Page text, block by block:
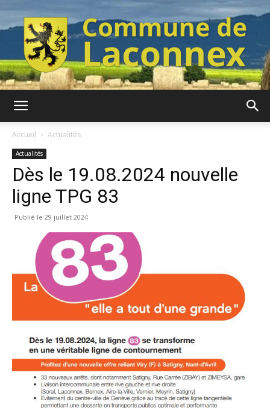
Accueil Actualités
Actualités
Dès le 19.08.2024 nouvelle
ligne TPG 83
29 juillet 2024